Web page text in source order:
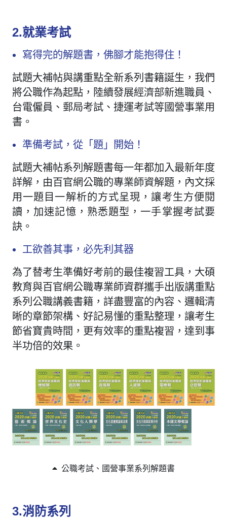
2.就業考試
寫得完的解題書，佛腳才能抱得住！
試題大補帖與講重點全新系列書籍誕生，我們
將公職作為起點，陸續發展經濟部新進職員、
台電僱員、郵局考試、捷運考試等國營事業用
書。
準備考試，從「題」開始！
試題大補帖系列解題書每一年都加入最新年度
詳解，由百官網公職的專業師資解題，內文採
用一題目一解析的方式呈現，讓考生方便閱
讀，加速記憶，熟悉題型，一手掌握考試要
訣。
工欲善其事，必先利其器
為了替考生準備好考前的最佳複習工具，大碩
教育與百官網公職專業師資群攜手出版講重點
系列公職講義書籍，詳盡豐富的內容、邏輯清
晰的章節架構、好記易懂的重點整理，讓考生
節省寶貴時間，更有效率的重點複習，達到事
半功倍的效果。
公職考試、國營事業系列解題書
3.消防系列